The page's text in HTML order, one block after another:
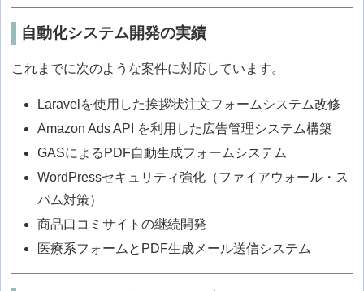
自動化システム開発の実績
これまでに次のような案件に対応しています。
Laravelを使用した挨拶状注文フォームシステム改修
Amazon Ads API を利用した広告管理システム構築
GASによるPDF自動生成フォームシステム
WordPressセキュリティ強化（ファイアウォール・ス
パム対策）
商品口コミサイトの継続開発
医療系フォームとPDF生成メール送信システム